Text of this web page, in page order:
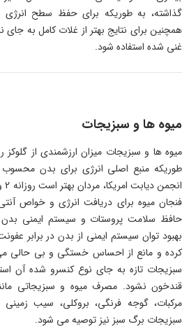
گذاشته، به طوریکه برای حفظ سطح
همچنین برای نتایج بهتر از غلات کامل به جای
غنی شده استفاده شود.
میوه ها و سبزیجات
میوه ها و سبزیجات میزان ارزشمندی از گلوکز
طوریکه منبع اصلی انرژی برای بدن
فنجان میوه برای دریافت انرژی و خواص
حافظ سلامت پروستات و سیستم ایمنی
بهبود توان سیستم ایمنی از بدن در برابر
کرده و مانع از احساس خستگی و بی حالی
سبزیجات تازه به جای نوع کنسرو شده آن
قندخون نشود. مصرف میوه و سبزیجاتی
مرکبات، گوجه فرنگی، بروکلی، سیب
سبزیجات برگ سبز نیز توصیه می شود.